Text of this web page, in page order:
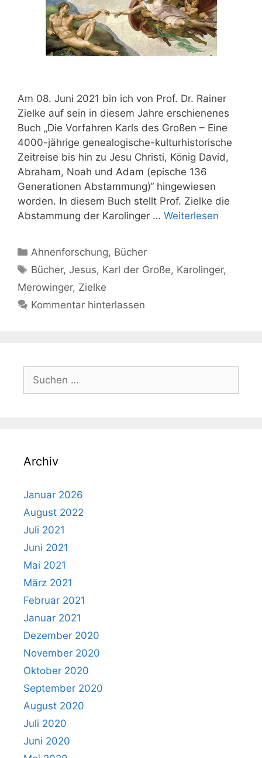
Am 08. Juni 2021 bin ich von Prof. Dr. Rainer
Zielke auf sein in diesem Jahre erschienenes
Buch „Die Vorfahren Karls des Großen – Eine
4000-jährige genealogische-kulturhistorische
Zeitreise bis hin zu Jesu Christi, König David,
Abraham, Noah und Adam (epische 136
Generationen Abstammung)“ hingewiesen
worden. In diesem Buch stellt Prof. Zielke die
Abstammung der Karolinger … Weiterlesen
Kategorien
Ahnenforschung, Bücher
Schlagwörter
Bücher,Jesus, Karl der Große, Karolinger,
Merowinger, Zielke
Kommentar hinterlassen
nach:
Archiv
Januar 2026
August 2022
Juli 2021
Juni 2021
Mai 2021
März 2021
Februar 2021
Januar 2021
Dezember 2020
November 2020
Oktober 2020
September 2020
August 2020
Juli 2020
Juni 2020